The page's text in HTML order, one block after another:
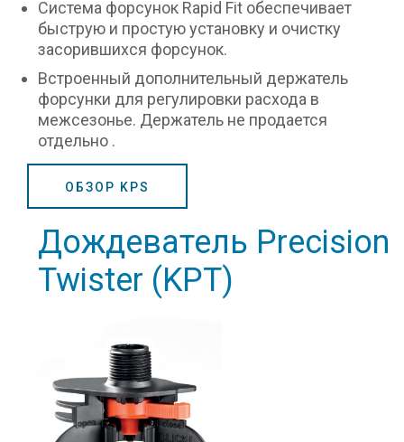
Система форсунок Rapid Fit обеспечивает
быструю и простую установку и очистку
засорившихся форсунок.
Встроенный дополнительный держатель
форсунки для регулировки расхода в
межсезонье. Держатель не продается
отдельно .
ОБЗОР KPS
Дождеватель Precision
Twister (KPT)